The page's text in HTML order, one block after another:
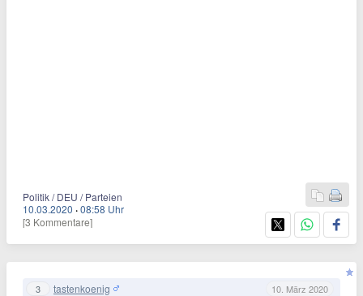
Politik / DEU / Parteien
10.03.2020 ·08:58 Uhr
[3 Kommentare]
3 tastenkoenig 10. März 2020